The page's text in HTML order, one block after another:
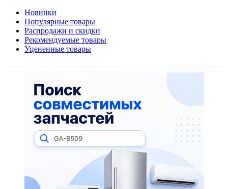
Новинки
Популярные товары
Распродажи и скидки
Рекомендуемые товары
Уцененные товары